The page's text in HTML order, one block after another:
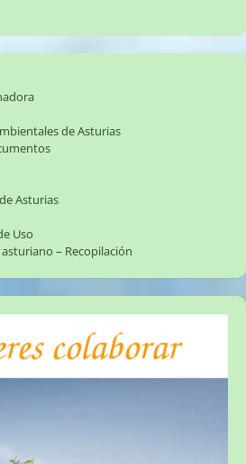
de Asturias
Asturias
Uso
– Recopilación